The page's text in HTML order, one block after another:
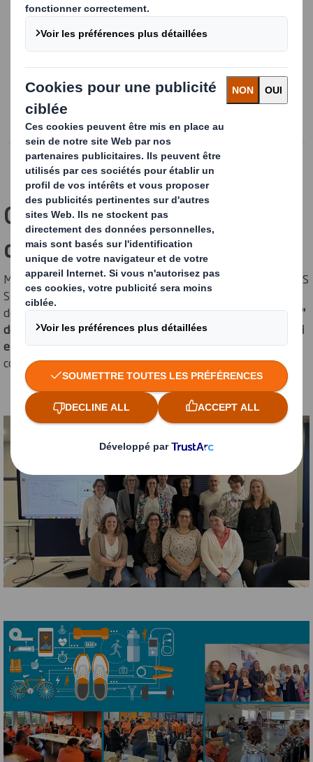
Pour accéder à ce contenu, vous devez accepter les cookies
Création d'un réseaux
d'ambassadeurs RSE
Mise en place d'un réseau d'Ambassadeurs RSE au sein de DS
Smith Packaging France, dont la mission première est
de
déployer localement le pilier "Employés & Communauté"
de notre stratégie de développement durable "Aujourd'hui
et demain", notamment en développant des actions
communautaires concrètes sur les usines.